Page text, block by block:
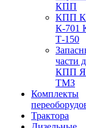
КПП
КПП
К-701
Т-150
части
КПП
ТМЗ
Комплекты
Трактора